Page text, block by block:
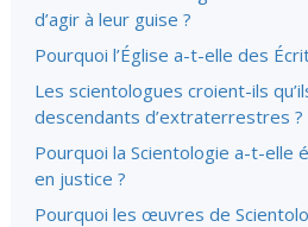
d’agir à leur guise ?
Pourquoi l’Église a-t-elle des
Les scientologues croient-ils
descendants d’extraterrestres ?
Pourquoi la Scientologie a-t-elle
en justice ?
Pourquoi les œuvres de